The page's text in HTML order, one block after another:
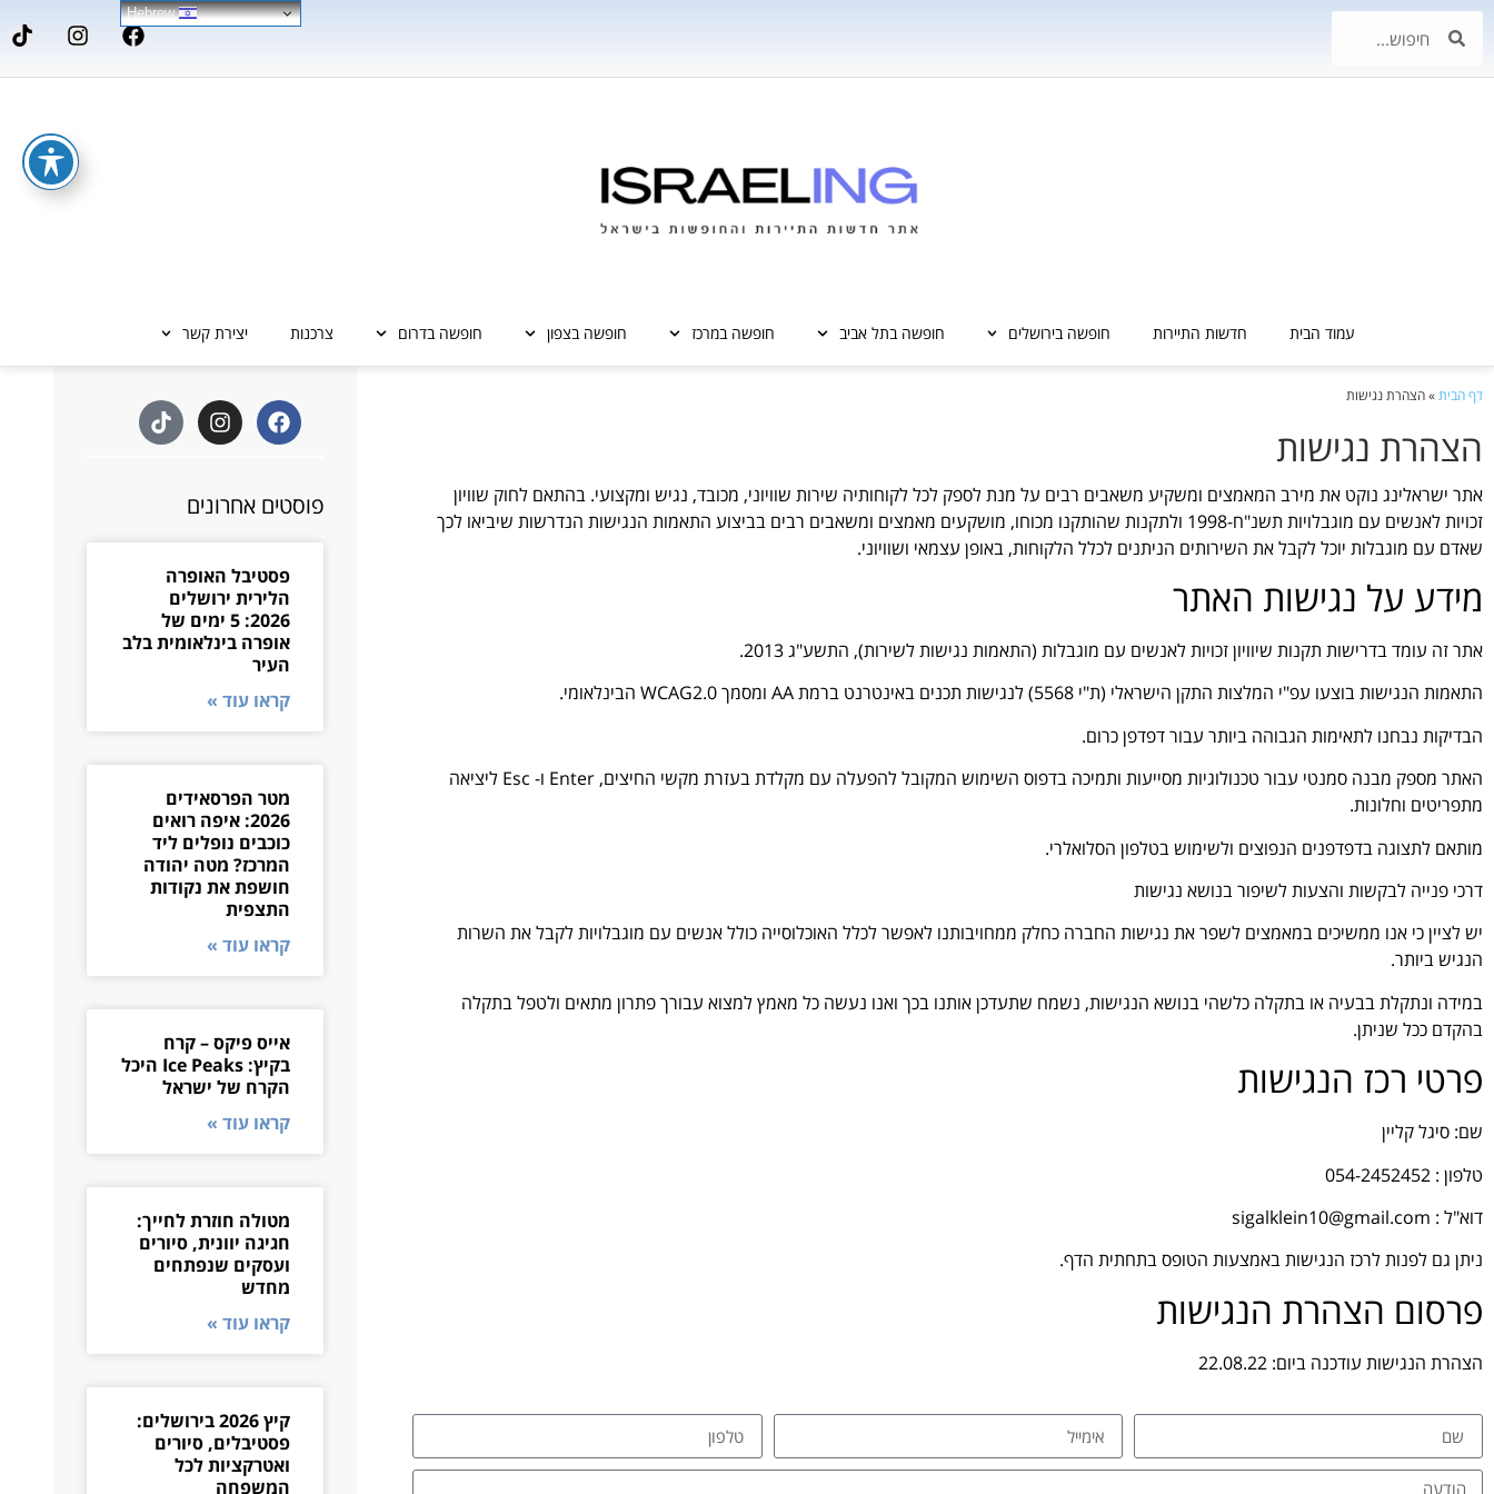
עמוד הבית חדשות התיירות חופשה בירושלים חופשה בתל אביב חופשה במרכז חופשה בצפון חופשה בדרום צרכנות יצירת קשר
דף הבית»הצהרת נגישות
הצהרת נגישות
אתר ישראלינג נוקט את מירב המאמצים ומשקיע משאבים רבים על מנת לספק לכל לקוחותיה שירות שוויוני, מכובד, נגיש ומקצועי. בהתאם לחוק שוויון
זכויות לאנשים עם מוגבלויות תשנ"ח-1998 ולתקנות שהותקנו מכוחו, מושקעים מאמצים ומשאבים רבים בביצוע התאמות הנגישות הנדרשות שיביאו לכך
שאדם עם מוגבלות יוכל לקבל את השירותים הניתנים לכלל הלקוחות, באופן עצמאי ושוויוני.
מידע על נגישות האתר
אתר זה עומד בדרישות תקנות שיוויון זכויות לאנשים עם מוגבלות (התאמות נגישות לשירות), התשע"ג 2013.
התאמות הנגישות בוצעו עפ"י המלצות התקן הישראלי (ת"י 5568) לנגישות תכנים באינטרנט ברמת AA ומסמך WCAG2.0 הבינלאומי.
הבדיקות נבחנו לתאימות הגבוהה ביותר עבור דפדפן כרום.
האתר מספק מבנה סמנטי עבור טכנולוגיות מסייעות ותמיכה בדפוס השימוש המקובל להפעלה עם מקלדת בעזרת מקשי החיצים, Enter ו- Esc ליציאה
מתפריטים וחלונות.
מותאם לתצוגה בדפדפנים הנפוצים ולשימוש בטלפון הסלואלרי.
דרכי פנייה לבקשות והצעות לשיפור בנושא נגישות
יש לציין כי אנו ממשיכים במאמצים לשפר את נגישות החברה כחלק ממחויבותנו לאפשר לכלל האוכלוסייה כולל אנשים עם מוגבלויות לקבל את השרות
הנגיש ביותר.
במידה ונתקלת בבעיה או בתקלה כלשהי בנושא הנגישות, נשמח שתעדכן אותנו בכך ואנו נעשה כל מאמץ למצוא עבורך פתרון מתאים ולטפל בתקלה
בהקדם ככל שניתן.
פרטי רכז הנגישות
שם: סיגל קליין
טלפון : 054-2452452
דוא"ל : sigalklein10@gmail.com
ניתן גם לפנות לרכז הנגישות באמצעות הטופס בתחתית הדף.
פרסום הצהרת הנגישות
הצהרת הנגישות עודכנה ביום: 22.08.22
פוסטים אחרונים
פסטיבל האופרה
הלירית ירושלים
2026: 5 ימים של
אופרה בינלאומית בלב
העיר
קראו עוד »
מטר הפרסאידים
2026: איפה רואים
כוכבים נופלים ליד
המרכז? מטה יהודה
חושפת את נקודות
התצפית
קראו עוד »
אייס פיקס – קרח
בקיץ: Ice Peaks היכל
הקרח של ישראל
קראו עוד »
מטולה חוזרת לחייך:
חגיגה יוונית, סיורים
ועסקים שנפתחים
מחדש
קראו עוד »
קיץ 2026 בירושלים:
פסטיבלים, סיורים
ואטרקציות לכל
המשפחה
Hebrew